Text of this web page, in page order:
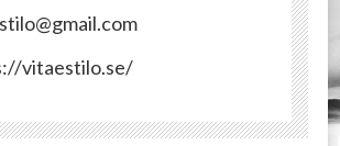
vitaestilo.se/